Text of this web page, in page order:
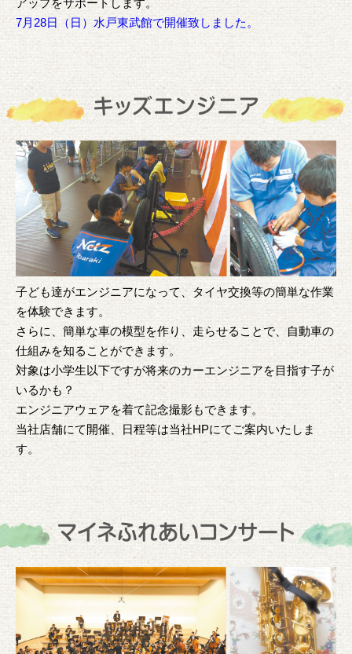
7月28日（日）水戸東武館で開催致しました。
子ども達がエンジニアになって、タイヤ交換等の簡単な作業
を体験できます。
さらに、簡単な車の模型を作り、走らせることで、自動車の
仕組みを知ることができます。
対象は小学生以下ですが将来のカーエンジニアを目指す子が
いるかも？
エンジニアウェアを着て記念撮影もできます。
当社店舗にて開催、日程等は当社HPにてご案内いたしま
す。